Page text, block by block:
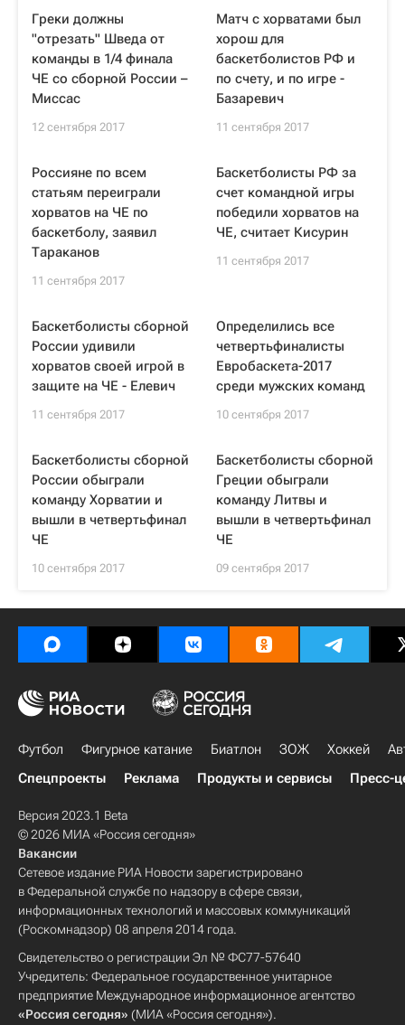
Греки должны
"отрезать" Шведа от
команды в 1/4 финала
ЧЕ со сборной России –
Миссас
12 сентября 2017
Матч с хорватами был
хорош для
баскетболистов РФ и
по счету, и по игре -
Базаревич
11 сентября 2017
Россияне по всем
статьям переиграли
хорватов на ЧЕ по
баскетболу, заявил
Тараканов
11 сентября 2017
Баскетболисты РФ за
счет командной игры
победили хорватов на
ЧЕ, считает Кисурин
11 сентября 2017
Баскетболисты сборной
России удивили
хорватов своей игрой в
защите на ЧЕ - Елевич
11 сентября 2017
Определились все
четвертьфиналисты
Евробаскета-2017
среди мужских команд
10 сентября 2017
Баскетболисты сборной
России обыграли
команду Хорватии и
вышли в четвертьфинал
ЧЕ
10 сентября 2017
Баскетболисты сборной
Греции обыграли
команду Литвы и
вышли в четвертьфинал
ЧЕ
09 сентября 2017
Футбол Фигурное катание Биатлон ЗОЖ Хоккей
Спецпроекты
Реклама Продукты и сервисы Пресс-
Версия 2023.1 Beta
© 2026 МИА «Россия сегодня»
Вакансии
Сетевое издание РИА Новости зарегистрировано
в Федеральной службе по надзору в сфере связи,
информационных технологий и массовых коммуникаций
(Роскомнадзор) 08 апреля 2014 года.
Свидетельство о регистрации Эл № ФС77-57640
Учредитель: Федеральное государственное унитарное
предприятие Международное информационное агентство
«Россия сегодня» (МИА «Россия сегодня»).